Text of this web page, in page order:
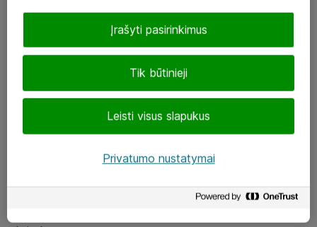
LinkedIn
Tik būtinieji
Leisti visus slapukus
Įrašyti pasirinkimus
Privatumo nustatymai